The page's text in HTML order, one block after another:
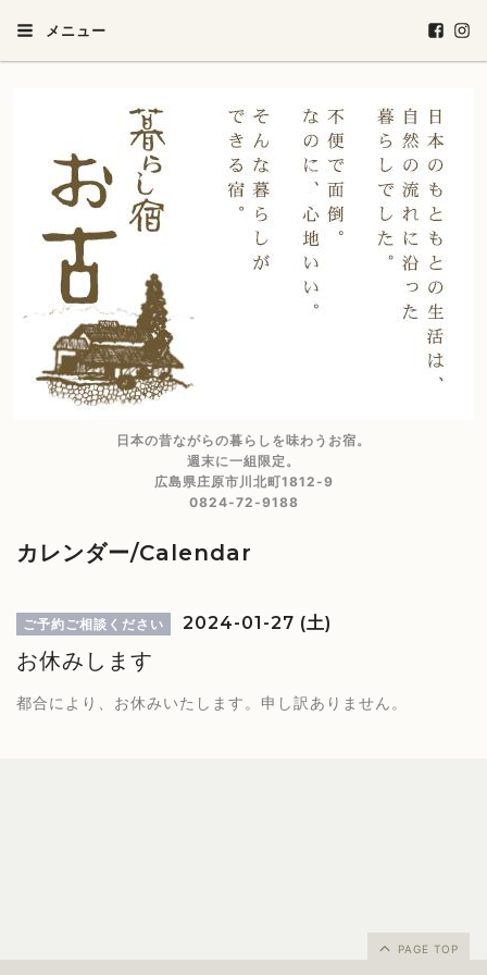
メニュー
日本の昔ながらの暮らしを味わうお宿。
週末に一組限定。
広島県庄原市川北町1812-9
0824-72-9188
カレンダー/Calendar
ご予約ご相談ください 2024-01-27 (土)
お休みします
都合により、お休みいたします。申し訳ありません。
PAGE TOP